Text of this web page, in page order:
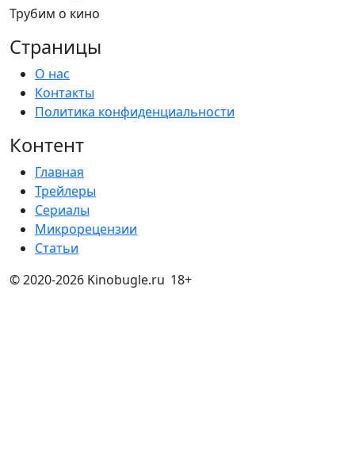
Трубим о кино
Страницы
О нас
Контакты
Политика конфиденциальности
Контент
Главная
Трейлеры
Сериалы
Микрорецензии
Статьи
© 2020-2026 Kinobugle.ru 18+